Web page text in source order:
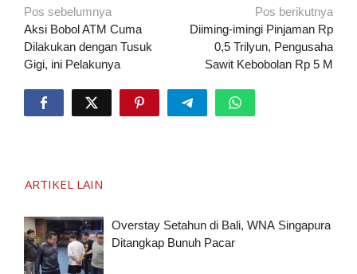
Navigasi
pos
Pos sebelumnya
Aksi Bobol ATM Cuma
Dilakukan dengan Tusuk
Gigi, ini Pelakunya
Pos berikutnya
Diiming-imingi Pinjaman Rp
0,5 Trilyun, Pengusaha
Sawit Kebobolan Rp 5 M
ARTIKEL LAIN
Overstay Setahun di Bali, WNA Singapura
Ditangkap Bunuh Pacar